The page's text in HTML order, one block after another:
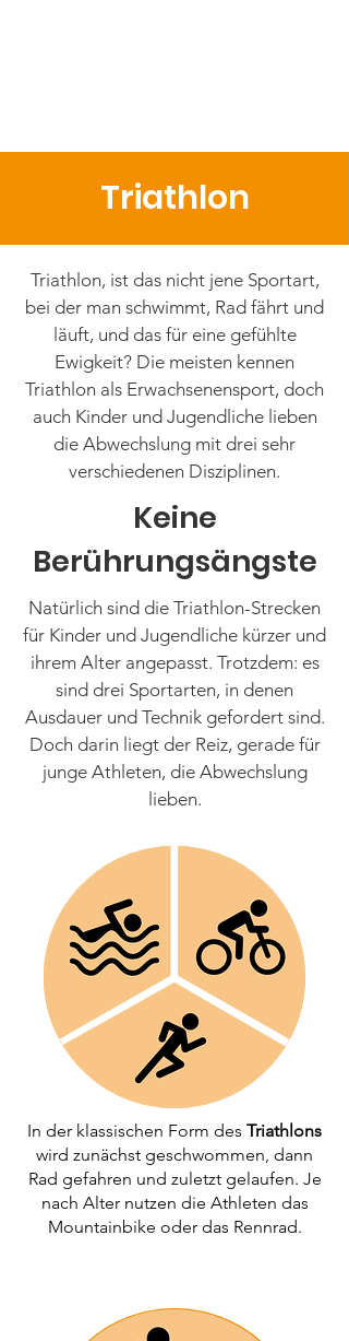
Triathlon
Triathlon, ist das nicht jene Sportart,
bei der man schwimmt, Rad fährt und
läuft, und das für eine gefühlte
Ewigkeit? Die meisten kennen
Triathlon als Erwachsenensport, doch
auch Kinder und Jugendliche lieben
die Abwechslung mit drei sehr
verschiedenen Disziplinen.
Keine
Berührungsängste
Natürlich sind die Triathlon-Strecken
für Kinder und Jugendliche kürzer und
ihrem Alter angepasst. Trotzdem: es
sind drei Sportarten, in denen
Ausdauer und Technik gefordert sind.
Doch darin liegt der Reiz, gerade für
junge Athleten, die Abwechslung
lieben.
In der klassischen Form des Triathlons
wird zunächst geschwommen, dann
Rad gefahren und zuletzt gelaufen. Je
nach Alter nutzen die Athleten das
Mountainbike oder das Rennrad.